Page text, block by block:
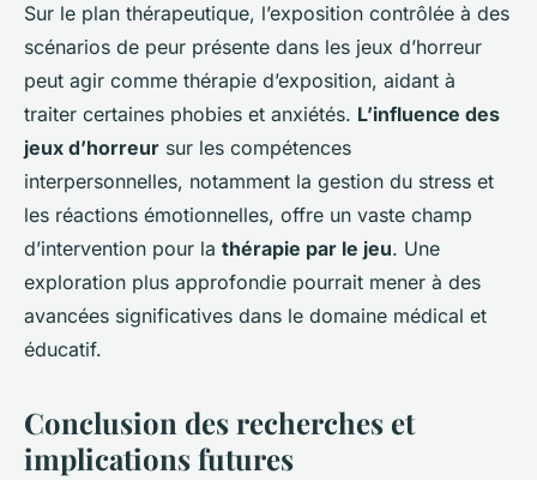
Sur le plan thérapeutique, l’exposition contrôlée à des
scénarios de peur présente dans les jeux d’horreur
peut agir comme thérapie d’exposition, aidant à
traiter certaines phobies et anxiétés. L’influence des
jeux d’horreur sur les compétences
interpersonnelles, notamment la gestion du stress et
les réactions émotionnelles, offre un vaste champ
d’intervention pour la thérapie par le jeu. Une
exploration plus approfondie pourrait mener à des
avancées significatives dans le domaine médical et
éducatif.
Conclusion des recherches et
implications futures